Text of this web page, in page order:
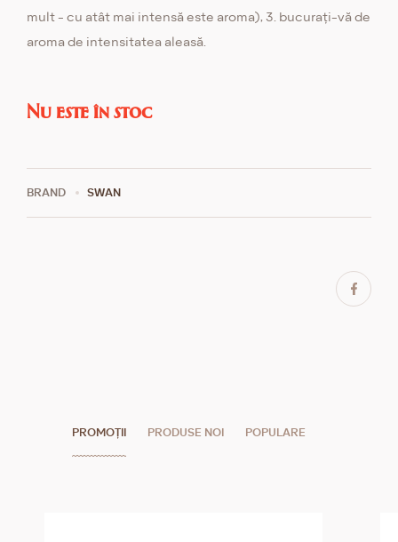
mult - cu atât mai intensă este aroma), 3. bucurați-vă de
aroma de intensitatea aleasă.
Nu este în stoc
BRAND SWAN
PROMOȚII PRODUSE NOI POPULARE